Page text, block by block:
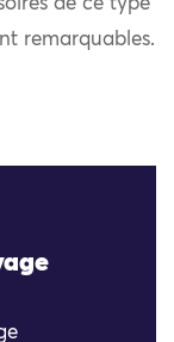
de ce type
remarquables.